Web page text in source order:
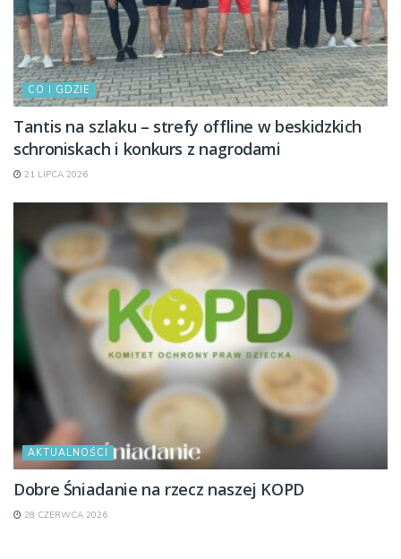
CO I GDZIE
Tantis na szlaku – strefy offline w beskidzkich
schroniskach i konkurs z nagrodami
21 LIPCA 2026
AKTUALNOŚCI
Dobre Śniadanie na rzecz naszej KOPD
28 CZERWCA 2026